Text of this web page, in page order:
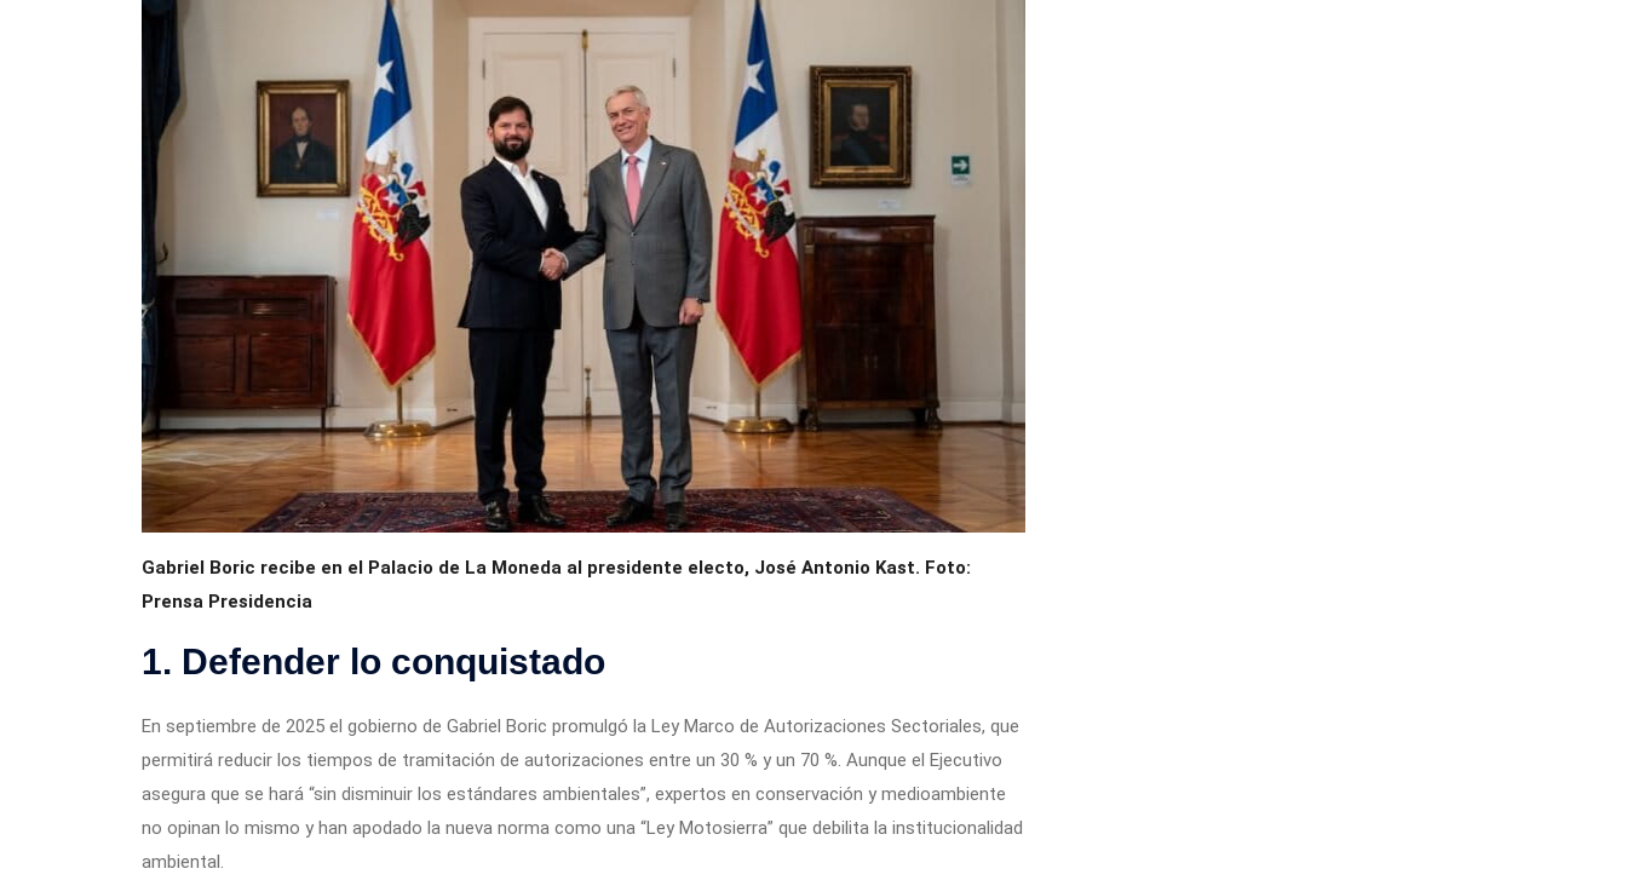
Gabriel Boric recibe en el Palacio de La Moneda al presidente electo, José Antonio Kast. Foto:
Prensa Presidencia
1. Defender lo conquistado
En septiembre de 2025 el gobierno de Gabriel Boric promulgó la Ley Marco de Autorizaciones Sectoriales, que
permitirá reducir los tiempos de tramitación de autorizaciones entre un 30 % y un 70 %. Aunque el Ejecutivo
asegura que se hará “sin disminuir los estándares ambientales”, expertos en conservación y medioambiente
no opinan lo mismo y han apodado la nueva norma como una “Ley Motosierra” que debilita la institucionalidad
ambiental.